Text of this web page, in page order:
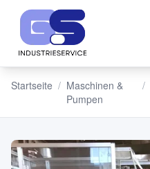
NAVIGATION
Startseite / Maschinen &
Pumpen
/